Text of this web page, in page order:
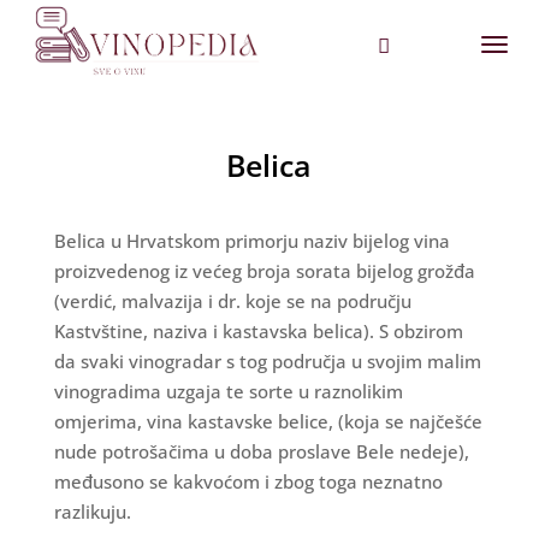
Belica
Belica u Hrvatskom primorju naziv bijelog vina
proizvedenog iz većeg broja sorata bijelog grožđa
(verdić, malvazija i dr. koje se na području
Kastvštine, naziva i kastavska belica). S obzirom
da svaki vinogradar s tog područja u svojim malim
vinogradima uzgaja te sorte u raznolikim
omjerima, vina kastavske belice, (koja se najčešće
nude potrošačima u doba proslave Bele nedeje),
međusono se kakvoćom i zbog toga neznatno
razlikuju.